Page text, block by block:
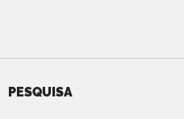
PESQUISA